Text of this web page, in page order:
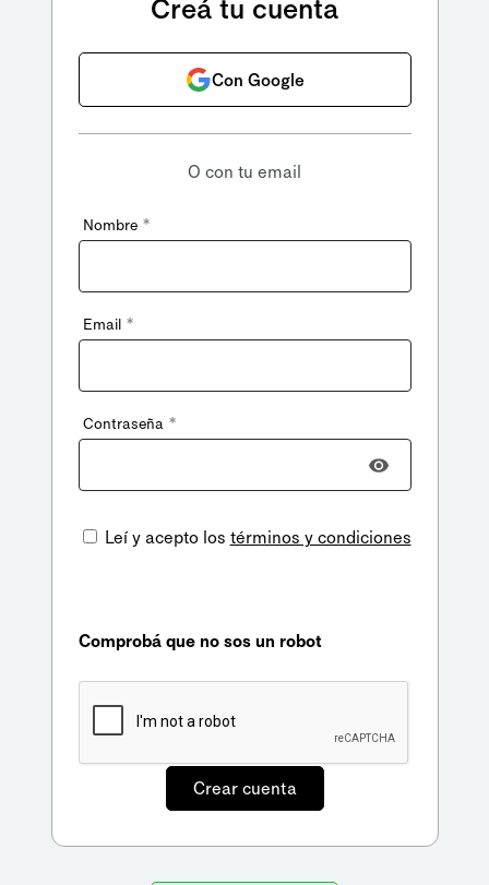
Creá tu cuenta
Con Google
O con tu email
Nombre *
Email *
Contraseña *
Leí y acepto los términos y condiciones
Comprobá que no sos un robot